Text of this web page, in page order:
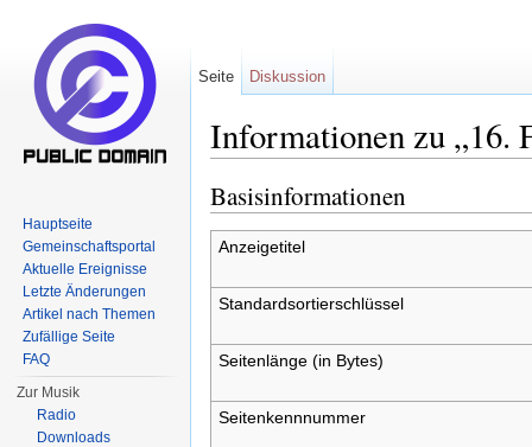
Informationen zu „16.
Basisinformationen
Anzeigetitel
Standardsortierschlüssel
Seitenlänge (in Bytes)
Seitenkennnummer
Seite Diskussion
Hauptseite
Gemeinschaftsportal
Aktuelle Ereignisse
Letzte Änderungen
Artikel nach Themen
Zufällige Seite
FAQ
Zur Musik
Radio
Downloads